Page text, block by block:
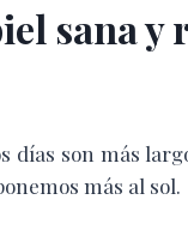
sana y
días son más
más al sol.